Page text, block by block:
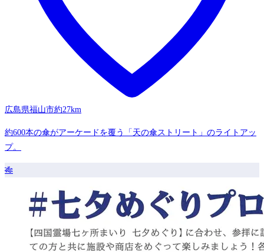
広島県福山市約27km
約600本の傘がアーケードを覆う「天の傘ストリート」のライトアッ
プ。
🎋